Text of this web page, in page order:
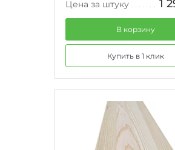
Цена за штуку 1
В корзину
Купить в 1 клик